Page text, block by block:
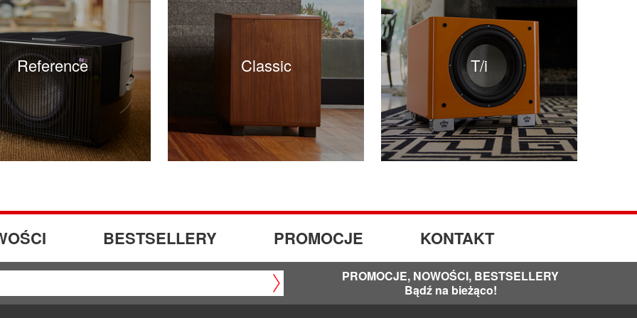
Reference Classic T/i
BESTSELLERY PROMOCJE KONTAKT
PROMOCJE, NOWOŚCI, BESTSELLERY
Bądź na bieżąco!